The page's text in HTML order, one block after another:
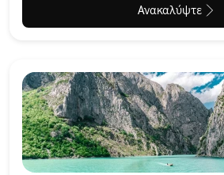
Ανακαλύψτε